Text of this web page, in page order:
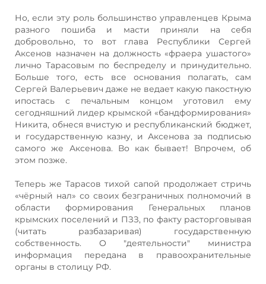
Но, если эту роль большинство управленцев Крыма
разного пошиба и масти приняли на себя
добровольно, то вот глава Республики Сергей
Аксенов назначен на должность «фраера ушастого»
лично Тарасовым по беспределу и принудительно.
Больше того, есть все основания полагать, сам
Сергей Валерьевич даже не ведает какую пакостную
ипостась с печальным концом уготовил ему
сегодняшний лидер крымской «бандформирования»
Никита, обнеся вчистую и республиканский бюджет,
и государственную казну, и Аксенова за подписью
самого же Аксенова. Во как бывает! Впрочем, об
этом позже.
Теперь же Тарасов тихой сапой продолжает стричь
«чёрный нал» со своих безграничных полномочий в
области формирования Генеральных планов
крымских поселений и ПЗЗ, по факту расторговывая
(читать разбазаривая) государственную
собственность. О "деятельности" министра
информация передана в правоохранительные
органы в столицу РФ.